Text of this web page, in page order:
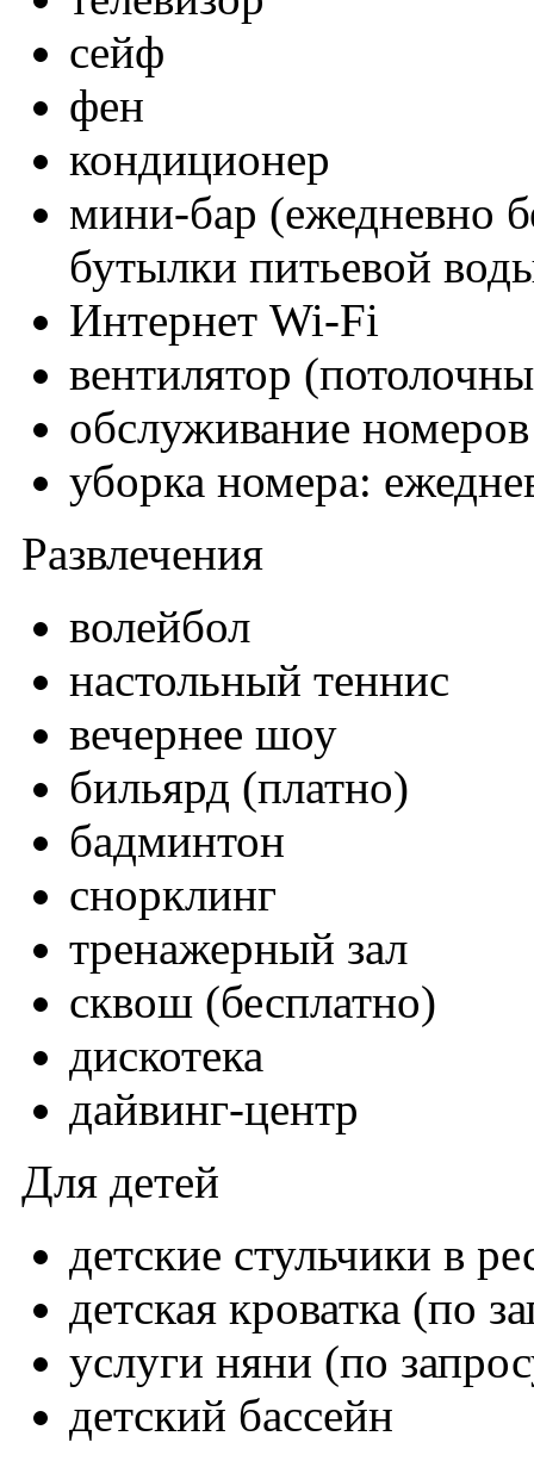
сейф
фен
кондиционер
мини-бар (ежедневно
бутылки питьевой
Интернет Wi-Fi
вентилятор
обслуживание номеров
уборка номера:
Развлечения
волейбол
настольный теннис
вечернее шоу
бильярд (платно)
бадминтон
снорклинг
тренажерный зал
сквош (бесплатно)
дискотека
дайвинг-центр
Для детей
детские стульчики в
детская кроватка (по
услуги няни (по
детский бассейн